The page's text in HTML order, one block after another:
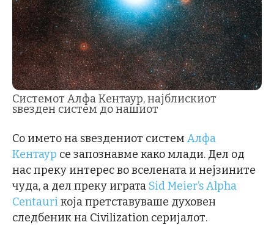
Системот Алфа Кентаур, најблискиот
ѕвезден систем до нашиот
Со името на ѕвездениот систем Алфа
Кентаур се запознавме како млади. Дел од
нас преку интерес во вселената и нејзините
чуда, а дел преку играта Sid Meier’s Alpha
Centauriкоја претставуваше духовен
следбеник на Civilization серијалот.